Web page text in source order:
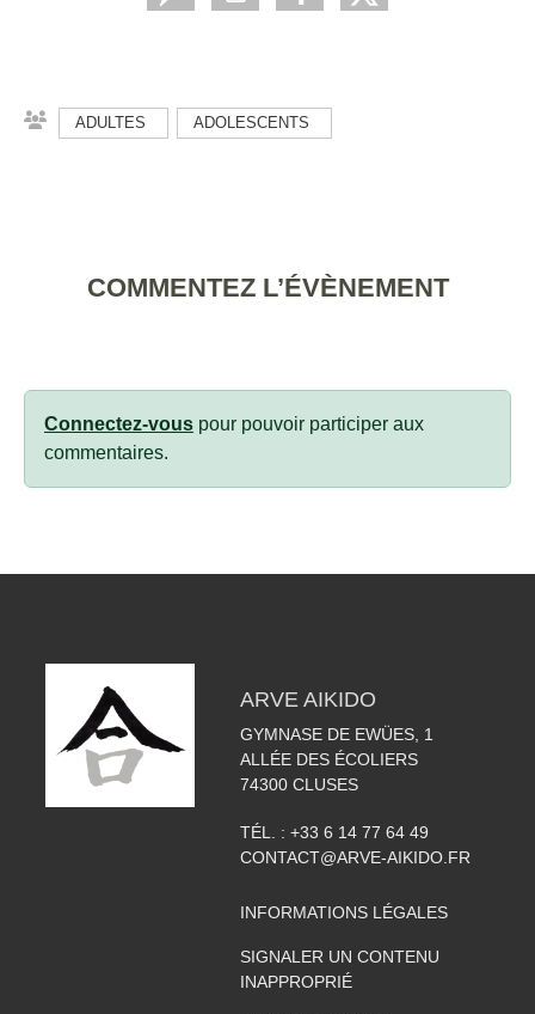
ADULTES ADOLESCENTS
COMMENTEZ L’ÉVÈNEMENT
Connectez-vous pour pouvoir participer aux
commentaires.
ARVE AIKIDO
GYMNASE DE EWÜES, 1
ALLÉE DES ÉCOLIERS
74300 CLUSES
TÉL. : +33 6 14 77 64 49
CONTACT@ARVE-AIKIDO.FR
INFORMATIONS LÉGALES
SIGNALER UN CONTENU
INAPPROPRIÉ